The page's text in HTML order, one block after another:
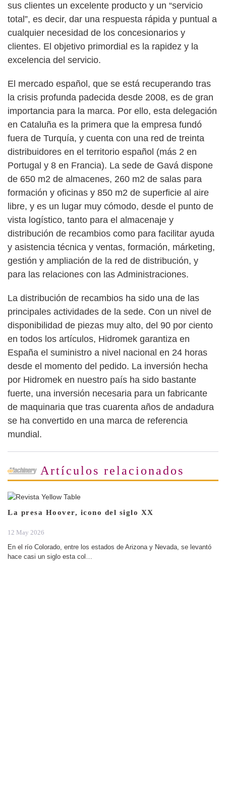
sus clientes un excelente producto y un “servicio
total”, es decir, dar una respuesta rápida y puntual a
cualquier necesidad de los concesionarios y
clientes. El objetivo primordial es la rapidez y la
excelencia del servicio.
El mercado español, que se está recuperando tras
la crisis profunda padecida desde 2008, es de gran
importancia para la marca. Por ello, esta delegación
en Cataluña es la primera que la empresa fundó
fuera de Turquía, y cuenta con una red de treinta
distribuidores en el territorio español (más 2 en
Portugal y 8 en Francia). La sede de Gavá dispone
de 650 m2 de almacenes, 260 m2 de salas para
formación y oficinas y 850 m2 de superficie al aire
libre, y es un lugar muy cómodo, desde el punto de
vista logístico, tanto para el almacenaje y
distribución de recambios como para facilitar ayuda
y asistencia técnica y ventas, formación, márketing,
gestión y ampliación de la red de distribución, y
para las relaciones con las Administraciones.
La distribución de recambios ha sido una de las
principales actividades de la sede. Con un nivel de
disponibilidad de piezas muy alto, del 90 por ciento
en todos los artículos, Hidromek garantiza en
España el suministro a nivel nacional en 24 horas
desde el momento del pedido. La inversión hecha
por Hidromek en nuestro país ha sido bastante
fuerte, una inversión necesaria para un fabricante
de maquinaria que tras cuarenta años de andadura
se ha convertido en una marca de referencia
mundial.
Artículos relacionados